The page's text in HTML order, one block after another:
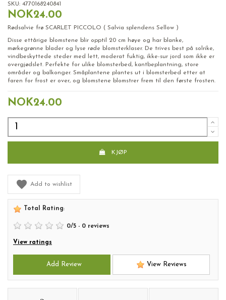
SKU: 4770168240841
NOK24.00
Rødsalvie frø SCARLET PICCOLO ( Salvia splendens Sellow )
Disse ettårige blomstene blir opptil 20 cm høye og har blanke,
mørkegrønne blader og lyse røde blomsterklaser. De trives best på solrike,
vindbeskyttede steder med lett, moderat fuktig, ikke-sur jord som ikke er
overgjødslet. Perfekte for ulike blomsterbed, kantbeplantning, store
områder og balkonger. Småplantene plantes ut i blomsterbed etter at
faren for frost er over, og blomstene blomstrer frem til den første frosten.
NOK24.00
KJØP
Add to wishlist
Total Rating:
0/5 - 0 reviews
View ratings
Add Review View Reviews